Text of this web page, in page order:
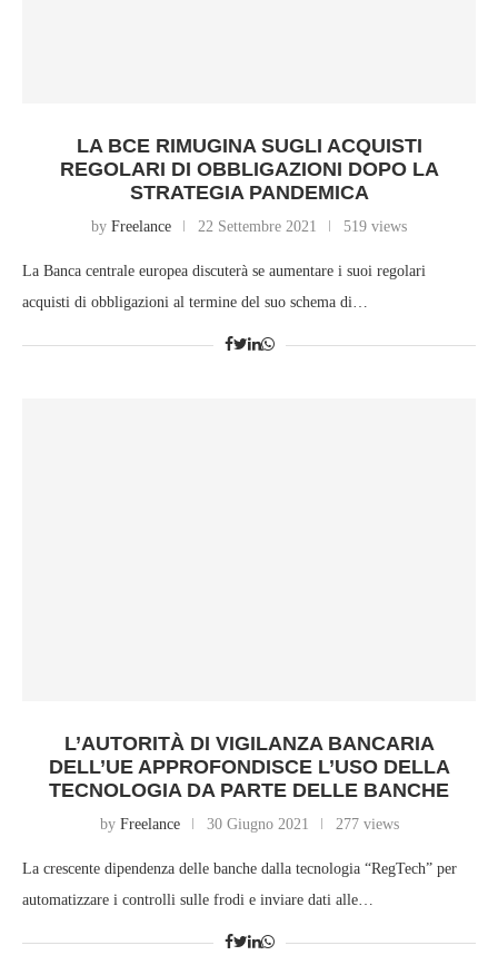
LA BCE RIMUGINA SUGLI ACQUISTI
REGOLARI DI OBBLIGAZIONI DOPO LA
STRATEGIA PANDEMICA
by Freelance 22 Settembre 2021 519 views
La Banca centrale europea discuterà se aumentare i suoi regolari
acquisti di obbligazioni al termine del suo schema di…
L’AUTORITÀ DI VIGILANZA BANCARIA
DELL’UE APPROFONDISCE L’USO DELLA
TECNOLOGIA DA PARTE DELLE BANCHE
by Freelance 30 Giugno 2021 277 views
La crescente dipendenza delle banche dalla tecnologia “RegTech” per
automatizzare i controlli sulle frodi e inviare dati alle…